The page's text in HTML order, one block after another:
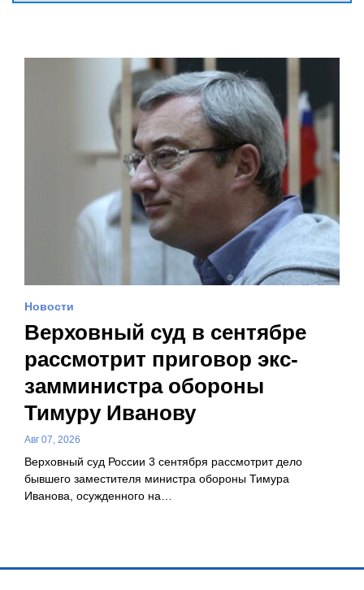
Новости
Верховный суд в сентябре
рассмотрит приговор экс-
замминистра обороны
Тимуру Иванову
Авг 07, 2026
Верховный суд России 3 сентября рассмотрит дело
бывшего заместителя министра обороны Тимура
Иванова, осужденного на…